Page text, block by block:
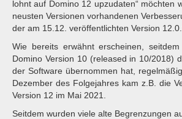
lohnt auf Domino 12 upzudaten“ möchten
neusten Versionen vorhandenen
der am 15.12. veröffentlichten Version
Wie bereits erwähnt erscheinen,
Domino Version 10 (released in 10/2018)
der Software übernommen hat,
Dezember des Folgejahres kam z.B. die
Version 12 im Mai 2021.
Seitdem wurden viele alte Begrenzungen